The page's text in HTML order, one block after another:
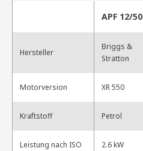
APF 12/50
Hersteller
Briggs &
Stratton
Motorversion XR 550
Kraftstoff Petrol
Leistung nach ISO 2.6 kW